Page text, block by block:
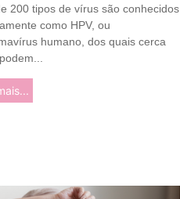
200 tipos de vírus são conhecidos
como HPV, ou
humano, dos quais cerca